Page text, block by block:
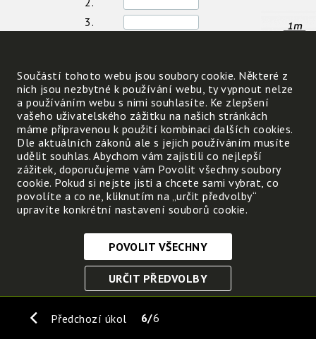
3.
Předchozí úkol 6 6
Součástí tohoto webu jsou soubory cookie. Některé z
nich jsou nezbytné k používání webu, ty vypnout nelze
a používáním webu s nimi souhlasíte. Ke zlepšení
vašeho uživatelského zážitku na našich stránkách
máme připravenou k použití kombinaci dalších cookies.
Dle aktuálních zákonů ale s jejich používáním musíte
udělit souhlas. Abychom vám zajistili co nejlepší
zážitek, doporučujeme vám Povolit všechny soubory
cookie. Pokud si nejste jisti a chcete sami vybrat, co
povolíte a co ne, kliknutím na „určit předvolby“
upravíte konkrétní nastavení souborů cookie.
Nezbytně nutné cookies
Tyto soubory cookie jsou nezbytné, abyste se mohli
funkce. Bez těchto cookies by webové stránky
POVOLIT VŠECHNY
URČIT PŘEDVOLBY